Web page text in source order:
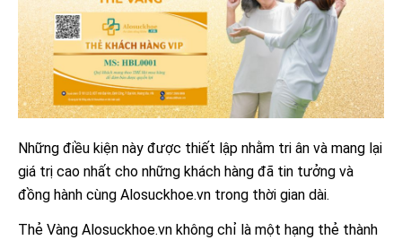
Những điều kiện này được thiết lập nhằm tri ân và mang lại
giá trị cao nhất cho những khách hàng đã tin tưởng và
đồng hành cùng Alosuckhoe.vn trong thời gian dài.
Thẻ Vàng Alosuckhoe.vn không chỉ là một hạng thẻ thành